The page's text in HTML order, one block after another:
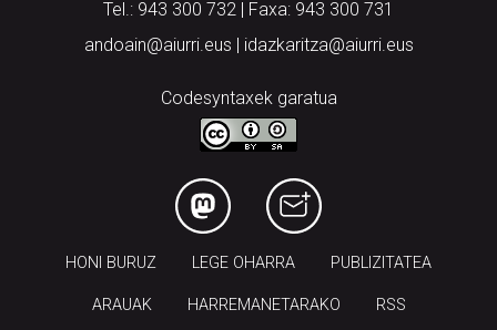
Tel.: 943 300 732 | Faxa: 943 300 731
andoain@aiurri.eus | idazkaritza@aiurri.eus
Codesyntaxek garatua
HONI BURUZ LEGE OHARRA PUBLIZITATEA
ARAUAK HARREMANETARAKO RSS